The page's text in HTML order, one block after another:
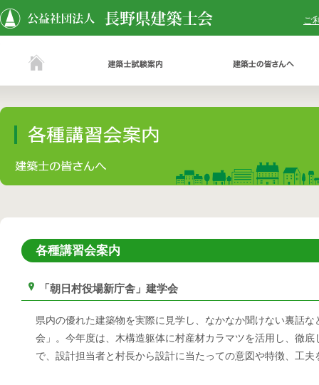
ご
各種講習会案内
「朝日村役場新庁舎」建学会
県内の優れた建築物を実際に見学し、なかなか聞けない裏話
会」。今年度は、木構造躯体に村産材カラマツを活用し、徹
で、設計担当者と村長から設計に当たっての意図や特徴、工